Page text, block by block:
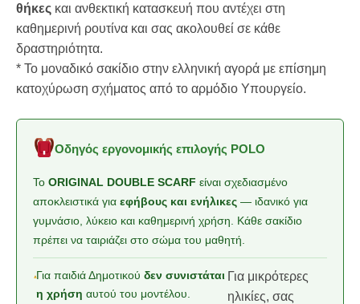
θήκες και ανθεκτική κατασκευή που αντέχει στη
καθημερινή ρουτίνα και σας ακολουθεί σε κάθε
δραστηριότητα.
* Το μοναδικό σακίδιο στην ελληνική αγορά με επίσημη
κατοχύρωση σχήματος από το αρμόδιο Υπουργείο.
Οδηγός εργονομικής επιλογής POLO
Το ORIGINAL DOUBLE SCARF είναι σχεδιασμένο
αποκλειστικά για εφήβους και ενήλικες — ιδανικό για
γυμνάσιο, λύκειο και καθημερινή χρήση. Κάθε σακίδιο
πρέπει να ταιριάζει στο σώμα του μαθητή.
Για παιδιά Δημοτικούδεν συνιστάται
η χρήση αυτού του μοντέλου.
Για μικρότερες
ηλικίες, σας